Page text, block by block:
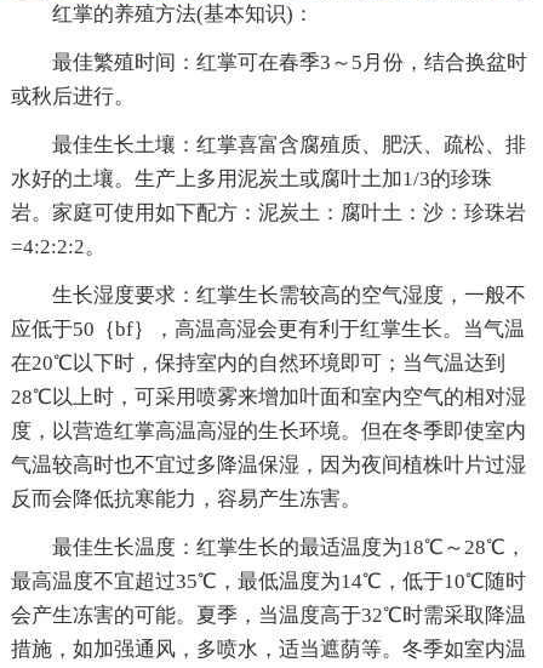
红掌的养殖方法(基本知识)：
最佳繁殖时间：红掌可在春季3～5月份，结合换盆时
或秋后进行。
最佳生长土壤：红掌喜富含腐殖质、肥沃、疏松、排
水好的土壤。生产上多用泥炭土或腐叶土加1/3的珍珠
岩。家庭可使用如下配方：泥炭土：腐叶土：沙：珍珠岩
=4:2:2:2。
生长湿度要求：红掌生长需较高的空气湿度，一般不
应低于50｛bf｝，高温高湿会更有利于红掌生长。当气温
在20℃以下时，保持室内的自然环境即可；当气温达到
28℃以上时，可采用喷雾来增加叶面和室内空气的相对湿
度，以营造红掌高温高湿的生长环境。但在冬季即使室内
气温较高时也不宜过多降温保湿，因为夜间植株叶片过湿
反而会降低抗寒能力，容易产生冻害。
最佳生长温度：红掌生长的最适温度为18℃～28℃，
最高温度不宜超过35℃，最低温度为14℃，低于10℃随时
会产生冻害的可能。夏季，当温度高于32℃时需采取降温
措施，如加强通风，多喷水，适当遮荫等。冬季如室内温